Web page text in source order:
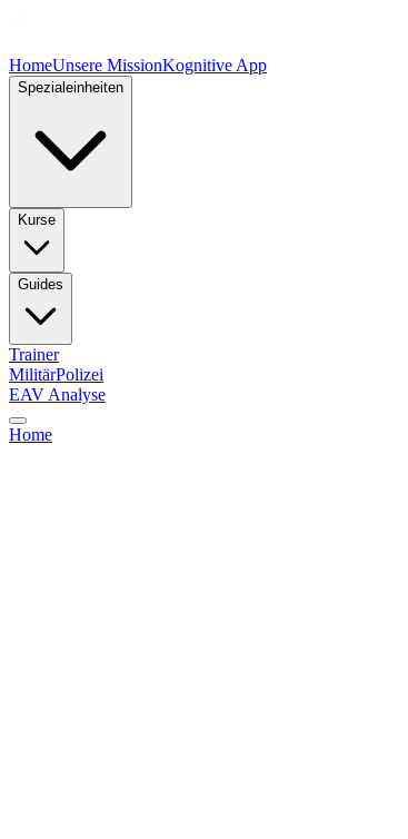
HomeUnsere MissionKognitive App
Spezialeinheiten
Kurse
Guides
Trainer
MilitärPolizei
EAV Analyse
Home